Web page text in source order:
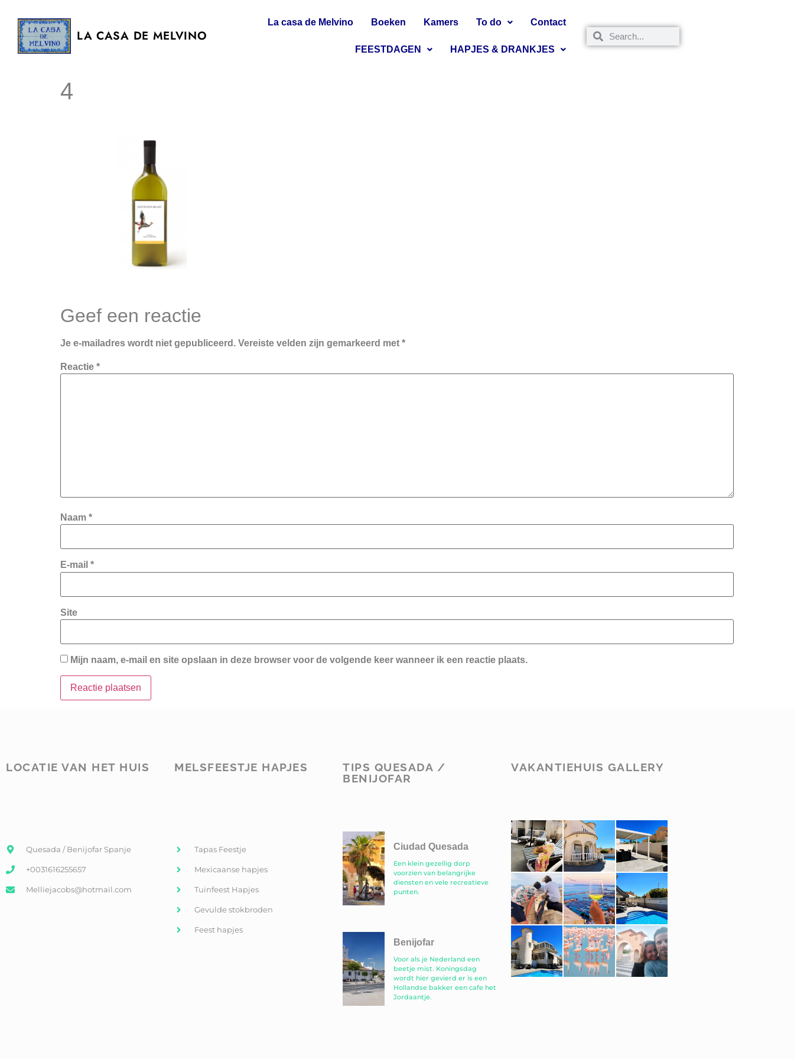
LA CASA DE MELVINO
La casa de Melvino Boeken Kamers To do Contact
FEESTDAGEN HAPJES & DRANKJES
4
Geef een reactie
Je e-mailadres wordt niet gepubliceerd. Vereiste velden zijn gemarkeerd met *
Reactie *
Naam *
E-mail *
Site
Mijn naam, e-mail en site opslaan in deze browser voor de volgende keer wanneer ik een reactie plaats.
LOCATIE VAN HET HUIS
Quesada / Benijofar Spanje
+0031616255657
Melliejacobs@hotmail.com
MELSFEESTJE HAPJES
Tapas Feestje
Mexicaanse hapjes
Tuinfeest Hapjes
Gevulde stokbroden
Feest hapjes
TIPS QUESADA /
BENIJOFAR
Ciudad Quesada
Een klein gezellig dorp
voorzien van belangrijke
diensten en vele recreatieve
punten.
Benijofar
Voor als je Nederland een
beetje mist. Koningsdag
wordt hier gevierd er is een
Hollandse bakker een cafe het
Jordaantje.
VAKANTIEHUIS GALLERY